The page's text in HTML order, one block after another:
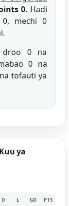
0. Hadi
0, mechi 0
droo 0 na
0 na
tofauti ya
ya
D L GD PTS